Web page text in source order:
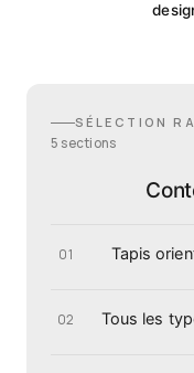
SÉLECTION
5 sections
01 Tapis
02 Tous les